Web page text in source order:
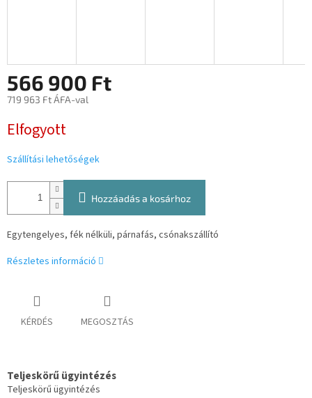
566 900 Ft
719 963 Ft ÁFA-val
Elfogyott
Szállítási lehetőségek
Hozzáadás a kosárhoz
Egytengelyes, fék nélküli, párnafás, csónakszállító
Részletes információ
KÉRDÉS MEGOSZTÁS
Teljeskörű ügyintézés
Teljeskörű ügyintézés